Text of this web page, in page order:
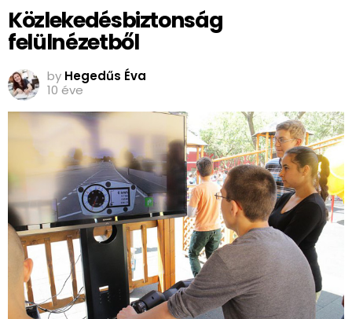
Közlekedésbiztonság
felülnézetből
by Hegedűs Éva
10 éve